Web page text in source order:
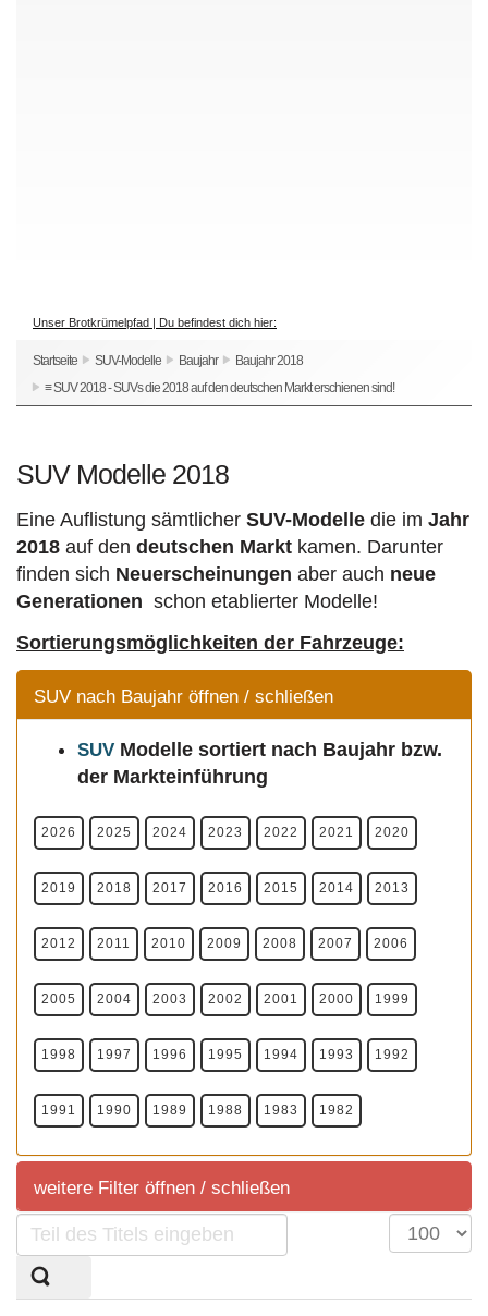
Unser Brotkrümelpfad | Du befindest dich hier:
Startseite SUV-Modelle Baujahr
Baujahr 2018
≡ SUV 2018 - SUVs die 2018 auf den deutschen Markt erschienen sind!
SUV Modelle 2018
Eine Auflistung sämtlicher SUV-Modelle die im Jahr
2018 auf den deutschen Markt kamen. Darunter
finden sich Neuerscheinungen aber auch neue
Generationen schon etablierter Modelle!
Sortierungsmöglichkeiten der Fahrzeuge:
SUV nach Baujahr öffnen / schließen
SUV Modelle sortiert nach Baujahr bzw.
der Markteinführung
2026 2025 2024 2023 2022 2021 2020
2019 2018 2017 2016 2015 2014 2013
2012 2011 2010 2009 2008 2007 2006
2005 2004 2003 2002 2001 2000 1999
1998 1997 1996 1995 1994 1993 1992
1991 1990 1989 1988 1983 1982
weitere Filter öffnen / schließen
weitere Filter
Teil
des
Titels
Anzeige
#